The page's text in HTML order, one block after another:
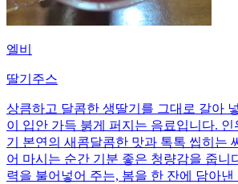
엘비
딸기주스
상큼하고 달콤한 생딸기를 그대로 갈아
이 입안 가득 붉게 퍼지는 음료입니다.
기 본연의 새콤달콤한 맛과 톡톡 씹히는
어 마시는 순간 기분 좋은 청량감을 줍니
력을 불어넣어 주는, 봄을 한 잔에 담아